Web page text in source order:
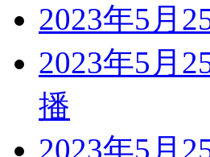
2023年5月
2023年5月
播
2023年5月